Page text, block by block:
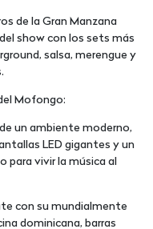
de la Gran Manzana
show con los sets más
salsa, merengue y
Mofongo:
un ambiente moderno,
LED gigantes y un
para vivir la música al
con su mundialmente
dominicana, barras